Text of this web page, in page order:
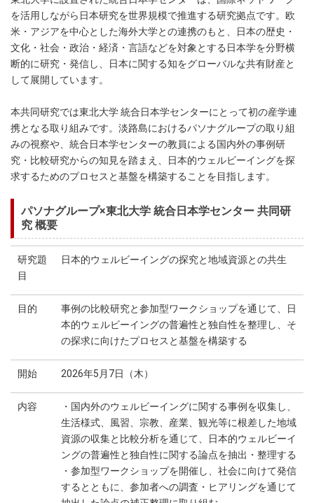
を活用しながら日本研究を世界規模で推進する研究拠点です。欧
米・アジアを中心とした海外大学との連携のもと、日本の歴史・
文化・社会・政治・経済・言語などを対象とする日本学を分野横
断的に研究・発信し、日本に関する知をグローバルな共有財産と
して展開しています。
本共同研究では東北大学 統合日本学センターにとって初の産学連
携となる取り組みです。淡路島におけるパソナグループの取り組
みの視察や、統合日本学センターの教員による国内外の事例研
究・比較研究からの知見を踏まえ、日本的ウェルビーイングを探
求するためのプロセスと基盤を構築することを目指します。
パソナグループ×東北大学 統合日本学センター 共同研
究 概要
研究題
目
日本的ウェルビーイングの探究と地域資源との共生
目的
事例の比較研究と参加型ワークショップを通じて、日
本的ウェルビーイングの普遍性と独自性を整理し、そ
の探求に向けたプロセスと基盤を構築する
開始 2026年5月7日（木）
内容
・国内外のウェルビーイングに関する事例を収集し、
生活様式、風習、宗教、産業、観光等に根差した地域
資源の収集と比較分析を通じて、日本的ウェルビーイ
ングの普遍性と独自性に関する論点を抽出・整理する
・参加型ワークショップを開催し、社会に向けて発信
するとともに、参加者への調査・ヒアリングを通じて